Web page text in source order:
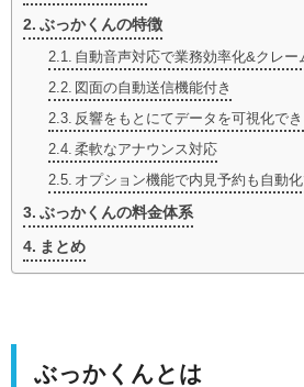
ぶっかくんの特徴
自動音声対応で業務効率化&クレー
図面の自動送信機能付き
反響をもとにてデータを可視化で
柔軟なアナウンス対応
オプション機能で内見予約も自動
ぶっかくんの料金体系
まとめ
ぶっかくんとは